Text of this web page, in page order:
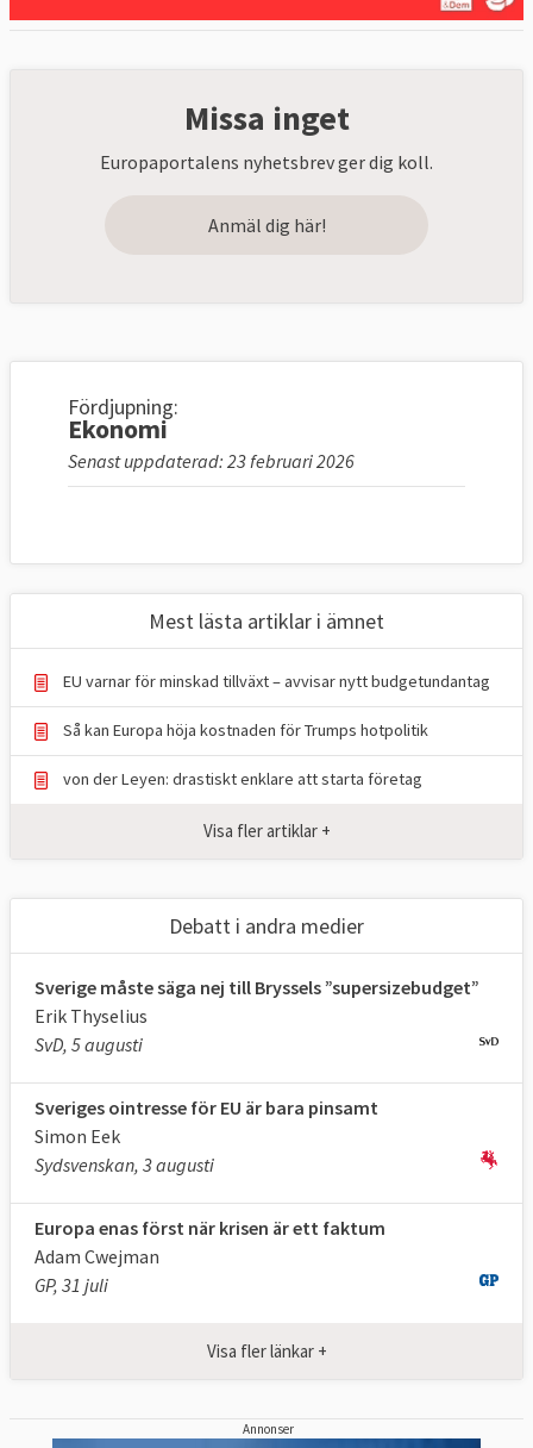
Missa inget
Europaportalens nyhetsbrev ger dig koll.
Anmäl dig här!
Fördjupning:
Ekonomi
Senast uppdaterad: 23 februari 2026
Mest lästa artiklar i ämnet
EU varnar för minskad tillväxt – avvisar nytt budgetundantag
Så kan Europa höja kostnaden för Trumps hotpolitik
von der Leyen: drastiskt enklare att starta företag
Visa fler artiklar +
Debatt i andra medier
Sverige måste säga nej till Bryssels ”supersizebudget”
Erik Thyselius
SvD, 5 augusti
Sveriges ointresse för EU är bara pinsamt
Simon Eek
Sydsvenskan, 3 augusti
Europa enas först när krisen är ett faktum
Adam Cwejman
GP, 31 juli
Visa fler länkar +
Annonser